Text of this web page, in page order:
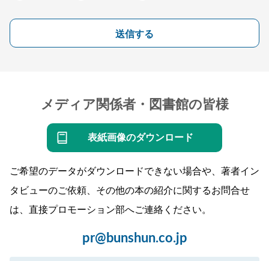
送信する
メディア関係者・図書館の皆様
表紙画像のダウンロード
ご希望のデータがダウンロードできない場合や、著者イン
タビューのご依頼、その他の本の紹介に関するお問合せ
は、直接プロモーション部へご連絡ください。
pr@bunshun.co.jp